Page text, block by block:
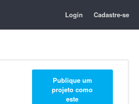
Login Cadastre-se
Publique um
projeto como
este